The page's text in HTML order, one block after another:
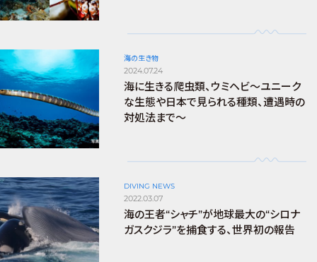
海の生き物
2024.07.24
海に生きる爬虫類、ウミヘビ～ユニーク
な生態や日本で見られる種類、遭遇時の
対処法まで～
DIVING NEWS
2022.03.07
海の王者“シャチ”が地球最大の“シロナ
ガスクジラ”を捕食する、世界初の報告